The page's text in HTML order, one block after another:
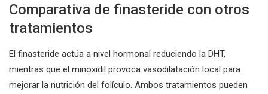
Comparativa de finasteride con otros
tratamientos
El finasteride actúa a nivel hormonal reduciendo la DHT,
mientras que el minoxidil provoca vasodilatación local para
mejorar la nutrición del folículo. Ambos tratamientos pueden